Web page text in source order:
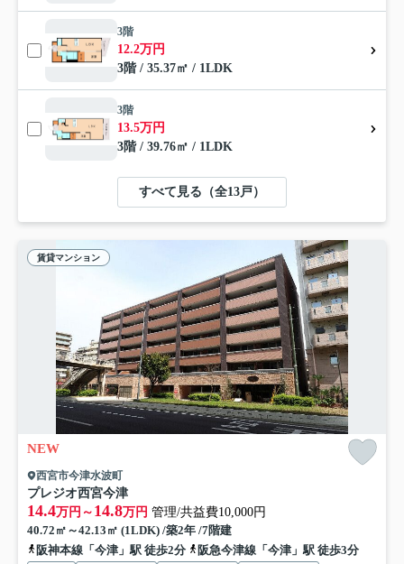
3階
12.2万円
3階 / 35.37㎡ / 1LDK
3階
13.5万円
3階 / 39.76㎡ / 1LDK
すべて見る（全13戸）
賃貸マンション
NEW
西宮市今津水波町
プレジオ西宮今津
14.4万円～ 14.8万円 管理/共益費10,000円
40.72㎡～42.13㎡ (1LDK) /築2年 /7階建
阪神本線「今津」駅 徒歩2分
阪急今津線「今津」駅 徒歩3分